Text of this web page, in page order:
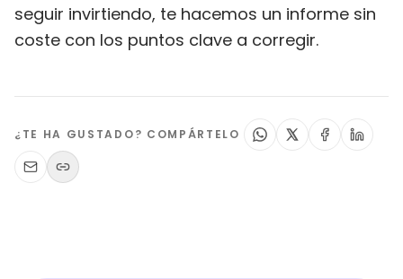
seguir invirtiendo, te hacemos un informe sin
coste con los puntos clave a corregir.
¿TE HA GUSTADO? COMPÁRTELO